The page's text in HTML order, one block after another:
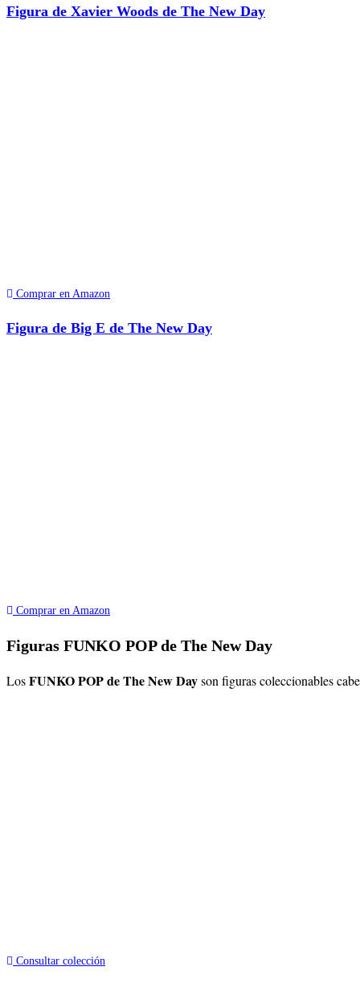
Figura de Xavier Woods de The New Day
Comprar en Amazon
Figura de Big E de The New Day
Comprar en Amazon
Figuras FUNKO POP de The New Day
LosFUNKO POP de The New Dayson figuras coleccionables
Consultar colección